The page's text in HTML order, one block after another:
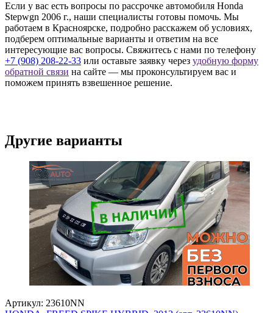
Если у вас есть вопросы по рассрочке автомобиля Honda
Stepwgn 2006 г., наши специалисты готовы помочь. Мы
работаем в Красноярске, подробно расскажем об условиях,
подберем оптимальные варианты и ответим на все
интересующие вас вопросы. Свяжитесь с нами по телефону
+7 (908) 208-22-33 или оставьте заявку через удобную форму
обратной связи на сайте — мы проконсультируем вас и
поможем принять взвешенное решение.
Другие варианты
Артикул: 23610NN